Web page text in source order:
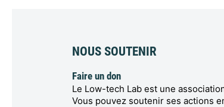
NOUS SOUTENIR
Faire un don
Le Low-tech Lab est une
Vous pouvez soutenir ses actions